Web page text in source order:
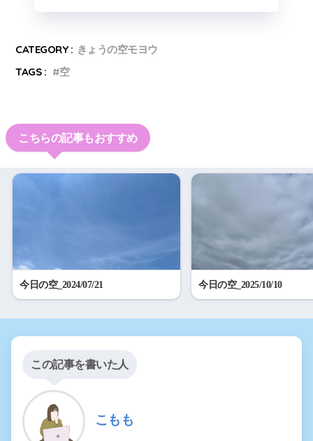
CATEGORY : きょうの空モヨウ
TAGS :
空
こちらの記事もおすすめ
今日の空_2024/07/21 今日の空_2025/10/10
この記事を書いた人
こもも